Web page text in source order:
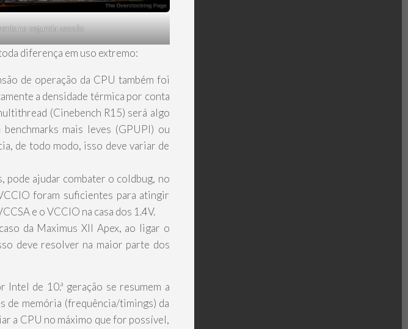
na segunda sessão
diferença em uso extremo:
de operação da CPU também foi
a densidade térmica por conta
(Cinebench R15) será algo
mais leves (GPUPI) ou
de todo modo, isso deve variar de
pode ajudar combater o coldbug, no
foram suficientes para atingir
e o VCCIO na casa dos 1.4V.
da Maximus XII Apex, ao ligar o
deve resolver na maior parte dos
de 10.ª geração se resumem a
de memória (frequência/timings) da
a CPU no máximo que for possível,